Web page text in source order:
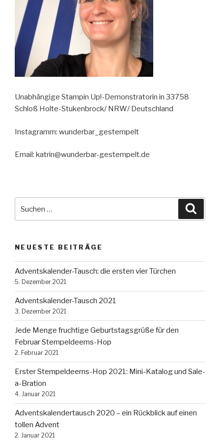
Unabhängige Stampin Up!-Demonstratorin in 33758
Schloß Holte-Stukenbrock/ NRW/ Deutschland
Instagramm: wunderbar_gestempelt
Email: katrin@wunderbar-gestempelt.de
NEUESTE BEITRÄGE
Adventskalender-Tausch: die ersten vier Türchen
5. Dezember 2021
Adventskalender-Tausch 2021
3. Dezember 2021
Jede Menge fruchtige Geburtstagsgrüße für den
Februar Stempeldeerns-Hop
2. Februar 2021
Erster Stempeldeerns-Hop 2021: Mini-Katalog und Sale-
a-Bration
4. Januar 2021
Adventskalendertausch 2020 – ein Rückblick auf einen
tollen Advent
2. Januar 2021